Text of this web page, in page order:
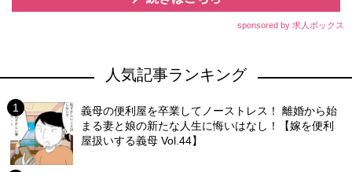
sponsored by 求人ボックス
人気記事ランキング
義母の便利屋を卒業してノーストレス！ 離婚から始
まる妻と娘の新たな人生に悔いはなし！【嫁を便利
屋扱いする義母 Vol.44】